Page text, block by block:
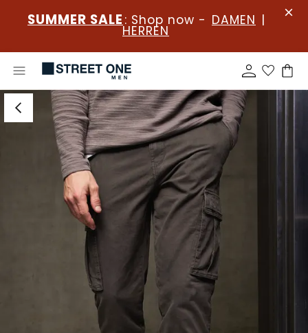
SUMMER SALE : Shop now - DAMEN |
HERREN